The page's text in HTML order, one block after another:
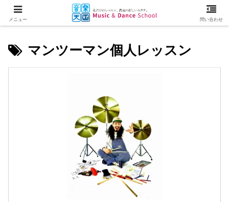
マンツーマン個人レッスン
メニュー 問い合わせ